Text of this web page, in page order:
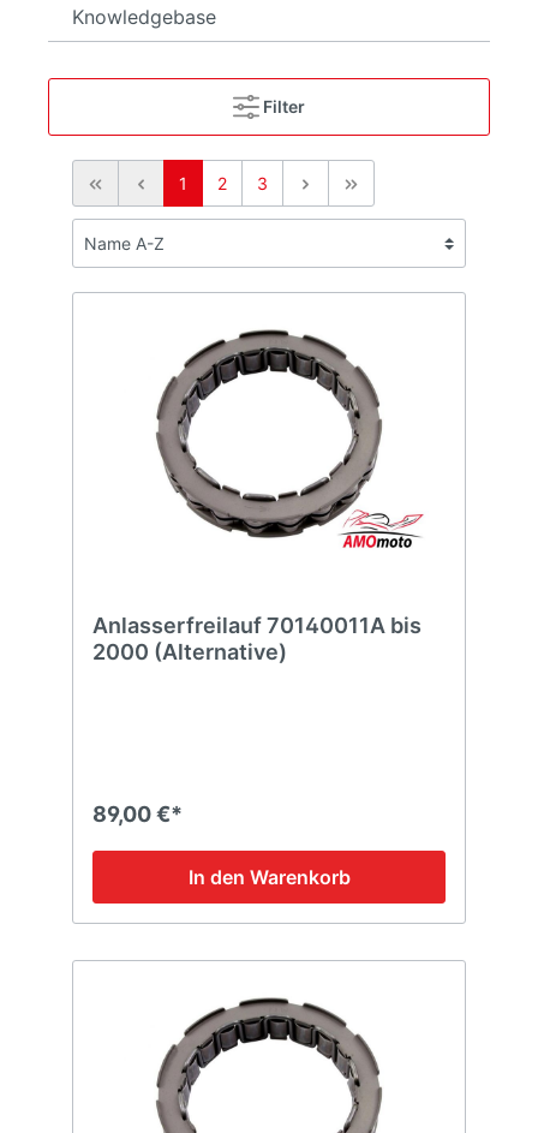
Knowledgebase
Filter
1 2 3
Anlasserfreilauf 70140011A bis
2000 (Alternative)
89,00 €*
In den Warenkorb